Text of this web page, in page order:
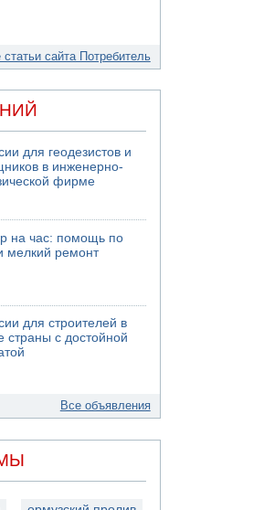
статьи сайта Потребитель
для геодезистов и
в инженерно-
фирме
на час: помощь по
мелкий ремонт
для строителей в
страны с достойной
Все объявления